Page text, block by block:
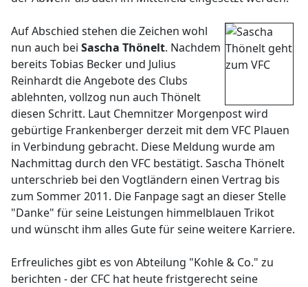
Auf Abschied stehen die Zeichen wohl
nun auch bei Sascha Thönelt. Nachdem
bereits Tobias Becker und Julius
Reinhardt die Angebote des Clubs
ablehnten, vollzog nun auch Thönelt
diesen Schritt. Laut Chemnitzer Morgenpost wird
gebürtige Frankenberger derzeit mit dem VFC Plauen
in Verbindung gebracht. Diese Meldung wurde am
Nachmittag durch den VFC bestätigt. Sascha Thönelt
unterschrieb bei den Vogtländern einen Vertrag bis
zum Sommer 2011. Die Fanpage sagt an dieser Stelle
"Danke" für seine Leistungen himmelblauen Trikot
und wünscht ihm alles Gute für seine weitere Karriere.
Erfreuliches gibt es von Abteilung "Kohle & Co." zu
berichten - der CFC hat heute fristgerecht seine